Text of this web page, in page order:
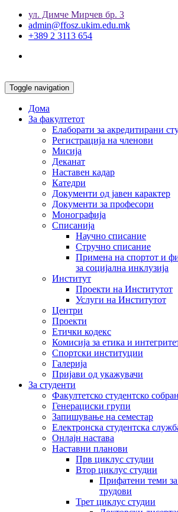
ул. Димче Мирчев бр. 3
admin@ffosz.ukim.edu.mk
+389 2 3113 654
Toggle navigation
Дома
За факултетот
Елаборати за акредитирани
Регистрација на членови
Мисија
Деканат
Наставен кадар
Катедри
Документи од јавен карактер
Документи за професори
Монографија
Списанија
Научно списание
Стручно списание
Примена на спортот и
за социјална инклузија
Институт
Проекти на Институтот
Услуги на Институтот
Центри
Проекти
Етички кодекс
Комисија за етика и
Спортски институции
Галерија
Пријави од укажувачи
За студенти
Факултетско студентско
Генерациски групи
Запишување на семестар
Електронска студентска
Онлајн настава
Наставни планови
Прв циклус студии
Втор циклус студии
Прифатени теми
трудови
Трет циклус студии